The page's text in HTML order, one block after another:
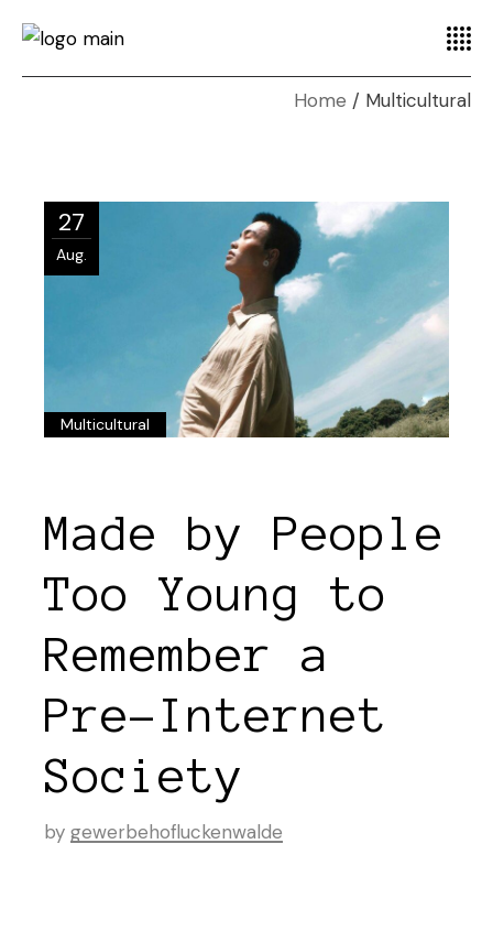
Home Multicultural
27
Aug.
Multicultural
Made by People
Too Young to
Remember a
Pre-Internet
Society
by gewerbehofluckenwalde